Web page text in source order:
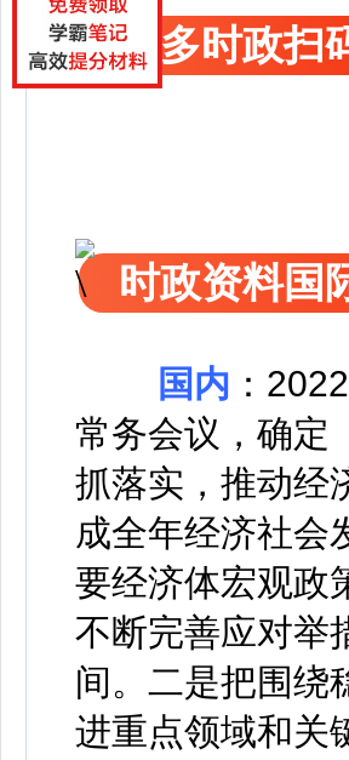
更多时政扫
时政资料国
国内 ：
常务会议，确定
抓落实，推动经
成全年经济社会
要经济体宏观政
不断完善应对举
间。二是把围绕
进重点领域和关